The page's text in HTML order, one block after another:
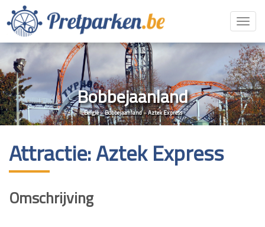
Bobbejaanland
België»Bobbejaanland»Aztek Express
Attractie: Aztek Express
Omschrijving